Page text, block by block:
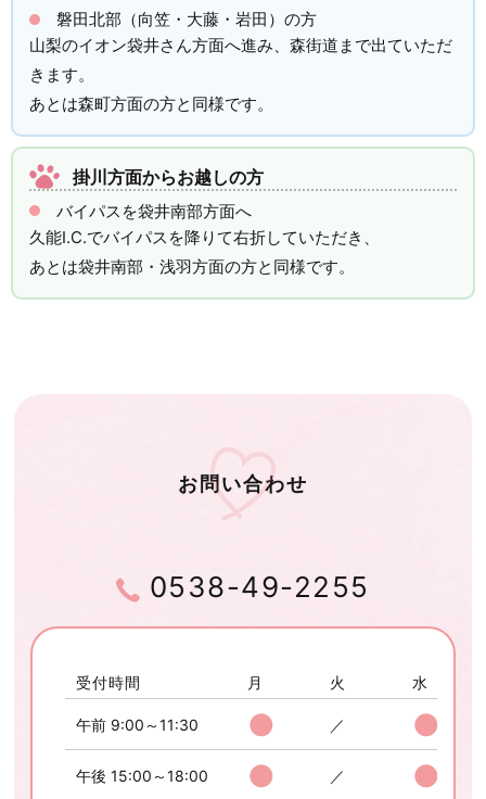
磐田北部（向笠・大藤・岩田）の方
山梨のイオン袋井さん方面へ進み、森街道まで出ていただ
きます。
あとは森町方面の方と同様です。
掛川方面からお越しの方
バイパスを袋井南部方面へ
久能I.C.でバイパスを降りて右折していただき、
あとは袋井南部・浅羽方面の方と同様です。
お問い合わせ
0538-49-2255
受付時間 月 火 水
午前 9:00～11:30 ● ／ ●
午後 15:00～18:00 ● ／ ●